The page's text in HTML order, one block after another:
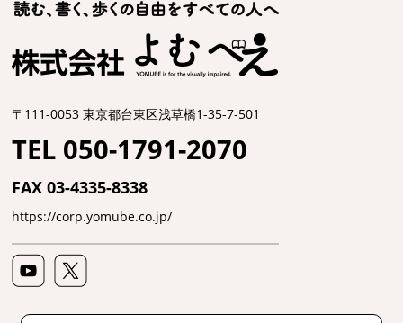
〒111-0053 東京都台東区浅草橋1-35-7-501
TEL 050-1791-2070
FAX 03-4335-8338
https://corp.yomube.co.jp/